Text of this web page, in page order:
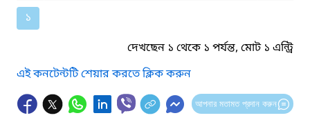
১
দেখছেন ১ থেকে ১ পর্যন্ত, মোট ১ এন্ট্রি
এই কনটেন্টটি শেয়ার করতে ক্লিক করুন
আপনার মতামত প্রদান করুন